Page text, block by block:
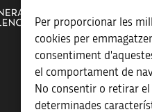
Per proporcionar les
cookies per
consentiment
el comportament de
No consentir o retirar
determinades